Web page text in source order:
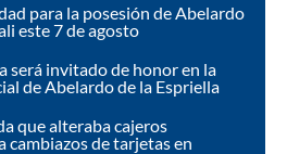
para la posesión de Abelardo
este 7 de agosto
será invitado de honor en la
de Abelardo de la Espriella
que alteraba cajeros
cambiazos de tarjetas en